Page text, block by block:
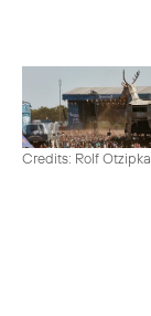
Credits: Rolf Otzipka